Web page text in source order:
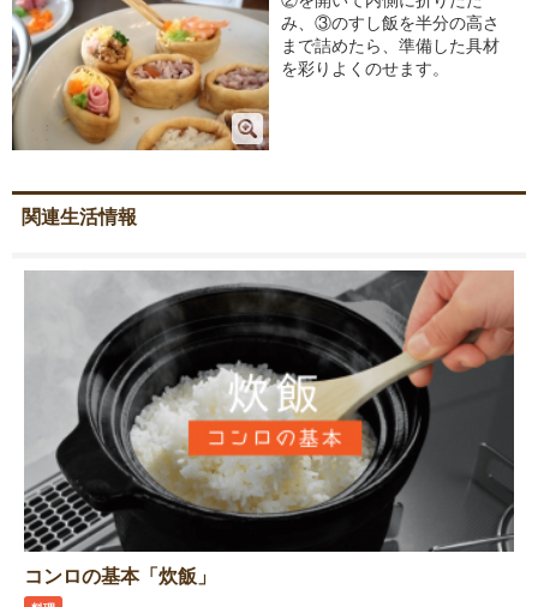
み、③のすし飯を半分の高さ
まで詰めたら、準備した具材
を彩りよくのせます。
関連生活情報
コンロの基本「炊飯」